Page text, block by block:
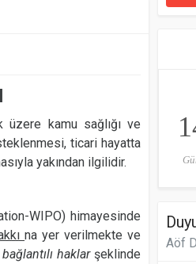
kamu sağlığı ve
ticari hayatta
yakından ilgilidir.
WIPO) himayesinde
na yer verilmekte ve
haklarşeklinde
Aöf